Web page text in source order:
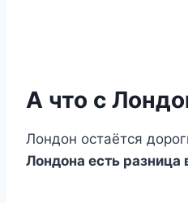
А что с
Лондон остаётся
Лондона есть разница